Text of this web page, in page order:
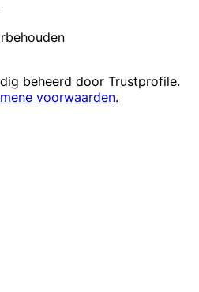
beheerd door Trustprofile.
voorwaarden.